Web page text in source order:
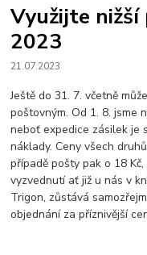
Využijte nižší
2023
21.07.2023
Ještě do 31. 7. včetně
poštovným. Od 1. 8. jsme
neboť expedice zásilek je
náklady. Ceny všech
případě pošty pak o 18
vyzvednutí ať již u nás v
Trigon, zůstává
objednání za příznivější